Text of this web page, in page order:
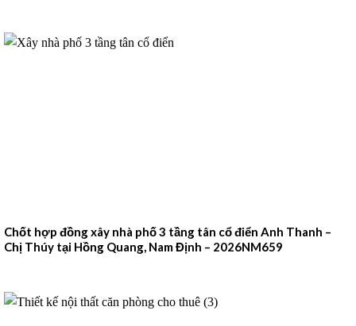
Chốt hợp đồng xây nhà phố 3 tầng tân cổ điển Anh Thanh –
Chị Thúy tại Hồng Quang, Nam Định – 2026NM659